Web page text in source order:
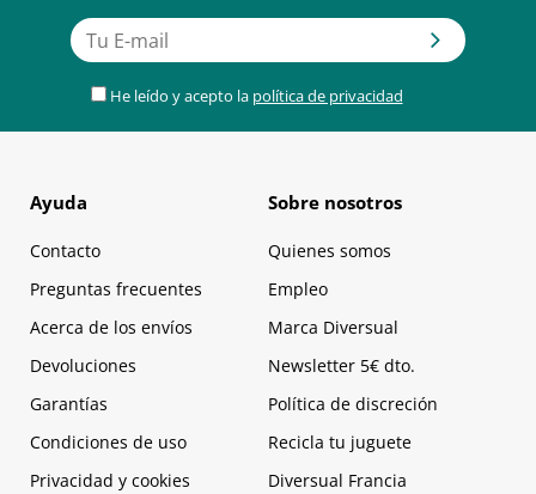
He leído y acepto la política de privacidad
Ayuda
Contacto
Preguntas frecuentes
Acerca de los envíos
Devoluciones
Garantías
Condiciones de uso
Privacidad y cookies
Sobre nosotros
Quienes somos
Empleo
Marca Diversual
Newsletter 5€ dto.
Política de discreción
Recicla tu juguete
Diversual Francia